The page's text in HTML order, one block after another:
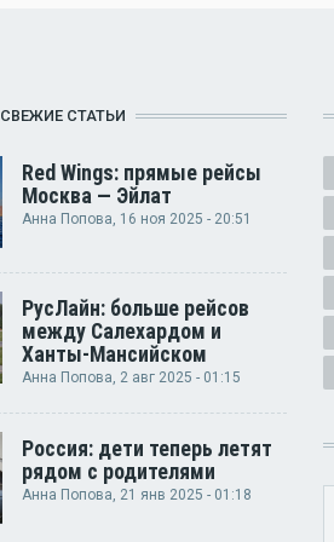
СВЕЖИЕ СТАТЬИ
Red Wings: прямые рейсы
Москва — Эйлат
Анна Попова, 16 ноя 2025 - 20:51
РусЛайн: больше рейсов
между Салехардом и
Ханты-Мансийском
Анна Попова, 2 авг 2025 - 01:15
Россия: дети теперь летят
рядом с родителями
Анна Попова, 21 янв 2025 - 01:18